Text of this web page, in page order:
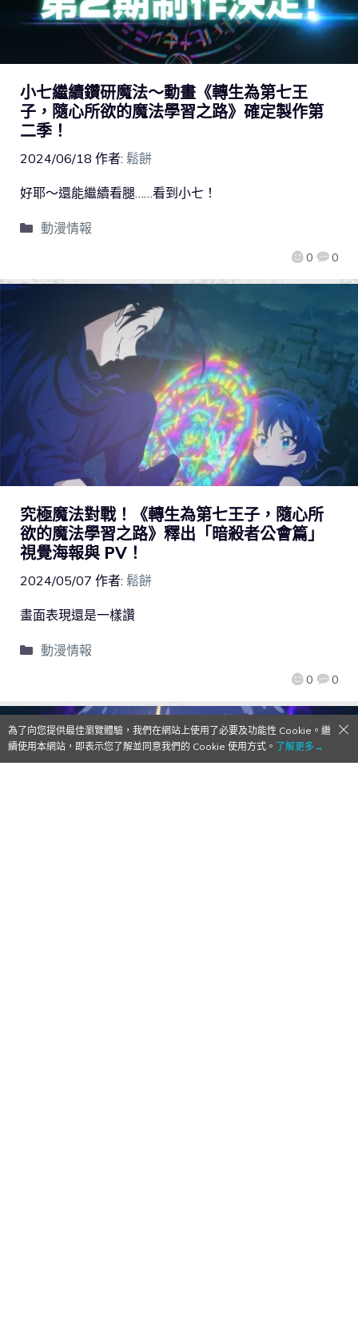
小七繼續鑽研魔法～動畫《轉生為第七王
子，隨心所欲的魔法學習之路》確定製作第
二季！
2024/06/18 作者: 鬆餅
0 0
好耶～還能繼續看腿……看到小七！
動漫情報
究極魔法對戰！《轉生為第七王子，隨心所
欲的魔法學習之路》釋出「暗殺者公會篇」
視覺海報與 PV！
2024/05/07 作者: 鬆餅
0 0
畫面表現還是一樣讚
動漫情報
為了向您提供最佳瀏覽體驗，我們在網站上使用了必要及功能性 Cookie。繼
續使用本網站，即表示您了解並同意我們的 Cookie 使用方式。 了解更多→